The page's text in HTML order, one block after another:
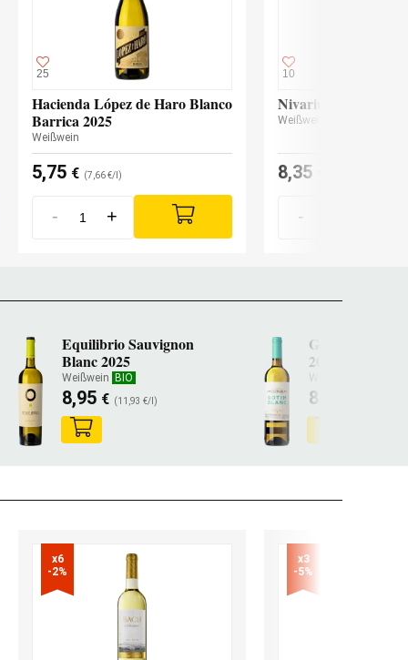
25
Hacienda López de Haro Blanco
Barrica 2025
Weißwein
5,75 € (7,66 €/l)
- +
10
Nivarius 2024
Weißwein
8,35
-
Equilibrio Sauvignon
Blanc 2025
Weißwein BIO
8,95 € (11,93 €/l)
Gotim Blanc
2025
Weißwein
8,10
x6
-2%
x3
-5%